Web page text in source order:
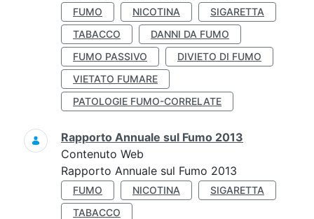
FUMO NICOTINA
SIGARETTA
TABACCO
DANNI DA FUMO
FUMO PASSIVO
DIVIETO DI FUMO
VIETATO FUMARE
PATOLOGIE FUMO-CORRELATE
Rapporto Annuale sul Fumo 2013
Contenuto Web
Rapporto Annuale sul Fumo 2013
FUMO NICOTINA
SIGARETTA
TABACCO